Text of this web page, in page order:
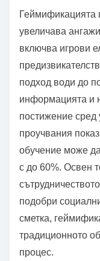
Геймификацията
увеличава
включва игрови
подход води до
информацията и
постижение
проучвания
обучение може
с до 60%. Освен
подобри
сметка,
традиционното
процес.